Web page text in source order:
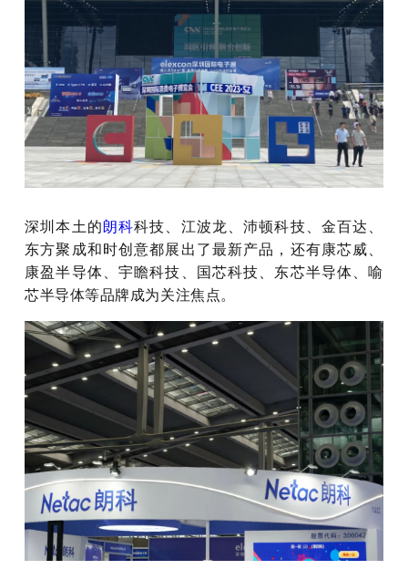
深圳本土的朗科科技、江波龙、沛顿科技、金百达、
东方聚成和时创意都展出了最新产品，还有康芯威、
康盈半导体、宇瞻科技、国芯科技、东芯半导体、喻
芯半导体等品牌成为关注焦点。